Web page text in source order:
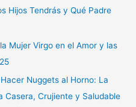
Hijos Tendrás y Qué Padre
Mujer Virgo en el Amor y las
Nuggets al Horno: La
Casera, Crujiente y Saludable